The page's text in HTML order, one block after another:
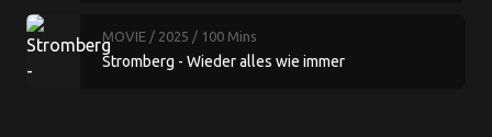
MOVIE / 2025 / 100 Mins
Stromberg - Wieder alles wie immer